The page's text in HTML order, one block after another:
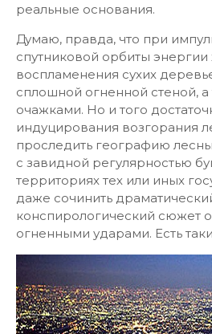
реальные основания.
Думаю, правда, что при
спутниковой орбиты энергии
воспламенения сухих
сплошной огненной стеной, а
очажками. Но и того
индуцирования возгорания
проследить географию
с завидной регулярностью
территориях тех или иных
даже сочинить
конспирологический сюжет
огненными ударами. Есть